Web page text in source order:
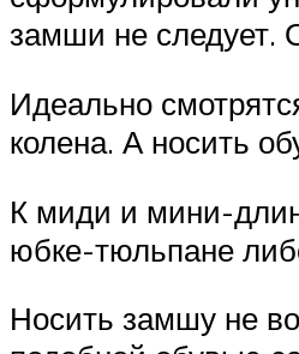
замши не следует.
Идеально
колена. А носить
К миди и мини-
юбке-тюльпане
Носить замшу не